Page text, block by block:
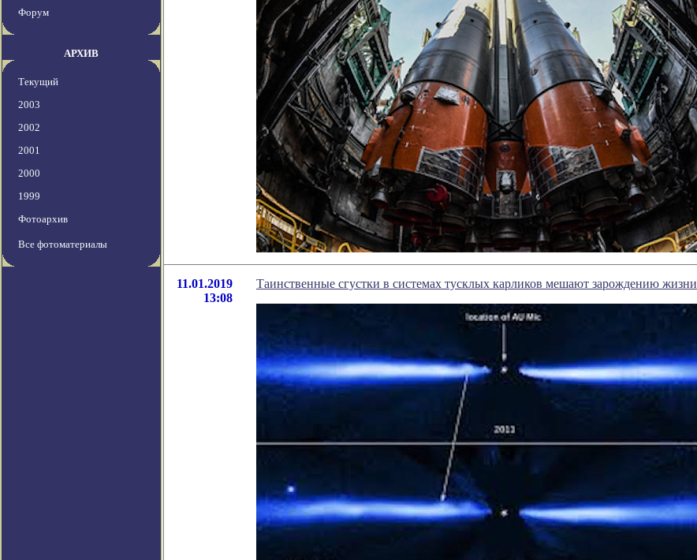
Форум
АРХИВ
Текущий
2003
2002
2001
2000
1999
Фотоархив
Все фотоматериалы
11.01.2019
13:08
Таинственные сгустки в системах тусклых карликов мешают зарождению жизни